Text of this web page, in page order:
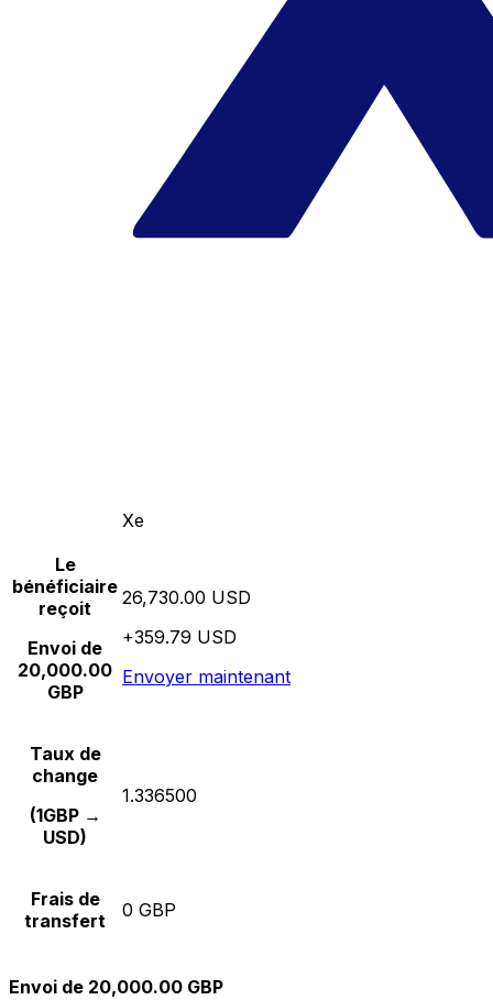
Xe
Le
bénéficiaire
reçoit
Envoi de
20,000.00
GBP
26,730.00 USD
+359.79 USD
Envoyer maintenant
Taux de
change
(1GBP →
USD)
1.336500
Frais de
transfert
0 GBP
Envoi de 20,000.00 GBP